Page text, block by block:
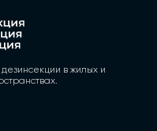
в жилых и